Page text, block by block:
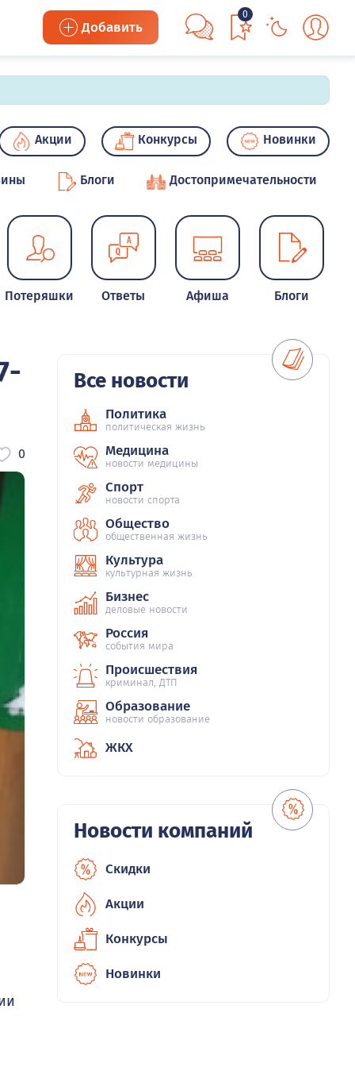
Добавить
0
Акции Конкурсы Новинки
Блоги Достопримечательности
Потеряшки Ответы Афиша Блоги
0
Все новости
Политика
политическая жизнь
Медицина
новости медицины
Спорт
новости спорта
Общество
общественная жизнь
Культура
культурная жизнь
Бизнес
деловые новости
Россия
события мира
Происшествия
криминал, ДТП
Образование
новости образование
ЖКХ
Новости компаний
Скидки
Акции
Конкурсы
Новинки